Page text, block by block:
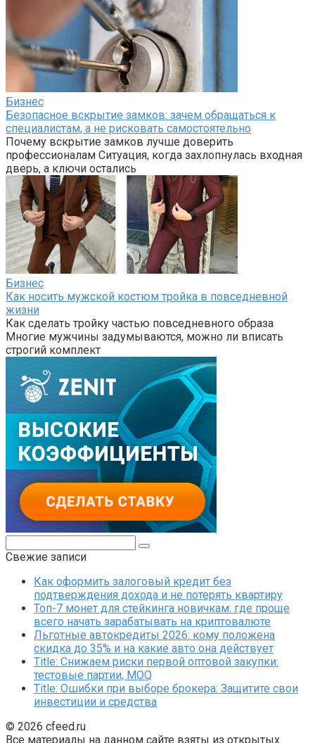
Бизнес
Безопасное вскрытие замков: зачем обращаться к
специалистам, а не рисковать самостоятельно
Почему вскрытие замков лучше доверить
профессионалам Ситуация, когда захлопнулась входная
дверь, а ключи остались
Бизнес
Как носить мужской костюм тройка в повседневной
жизни
Как сделать тройку частью повседневного образа
Многие мужчины задумываются, можно ли вписать
строгий комплект
Свежие записи
Как оформить залоговый кредит без
подтверждения дохода и не потерять квартиру
Топ-7 монет для стейкинга новичкам: где проще
всего начать зарабатывать на криптовалюте
Льготные автокредиты 2026: кому положена
скидка до 35% и на какие авто она действует
Title: Снижаем риски первой оптовой закупки:
тестовые партии, MOQ
Title: Ошибки при выборе брокера: Защитите свои
инвестиции и средства
© 2026 cfeed.ru
Все материалы на данном сайте взяты из открытых